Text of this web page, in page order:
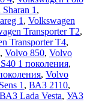
1 ,
1 , Volkswagen
Transporter T2,
Transporter T4,
, Volvo 850, Volvo
1 поколения,
, Volvo
1 , ВАЗ 2110,
ВАЗ Lada Vesta, УАЗ